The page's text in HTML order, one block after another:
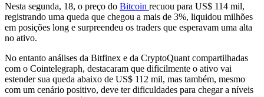
Nesta segunda, 18, o preço do Bitcoin recuou para US$ 114 mil,
registrando uma queda que chegou a mais de 3%, liquidou milhões
em posições long e surpreendeu os traders que esperavam uma alta
no ativo.
No entanto análises da Bitfinex e da CryptoQuant compartilhadas
com o Cointelegraph, destacaram que dificilmente o ativo vai
estender sua queda abaixo de US$ 112 mil, mas também, mesmo
com um cenário positivo, deve ter dificuldades para chegar a níveis